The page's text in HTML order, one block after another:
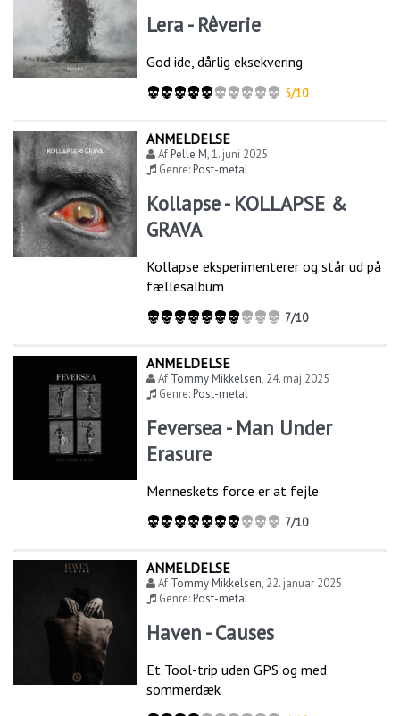
Lera - Rêverie
God ide, dårlig eksekvering
5/10
ANMELDELSE
AfPelle M,1. juni 2025
Genre:Post-metal
Kollapse - KOLLAPSE &
GRAVA
Kollapse eksperimenterer og står ud på
fællesalbum
7/10
ANMELDELSE
Af Tommy Mikkelsen, 24. maj 2025
Genre:Post-metal
Feversea - Man Under
Erasure
Menneskets force er at fejle
7/10
ANMELDELSE
Af Tommy Mikkelsen, 22. januar 2025
Genre:Post-metal
Haven - Causes
Et Tool-trip uden GPS og med
sommerdæk